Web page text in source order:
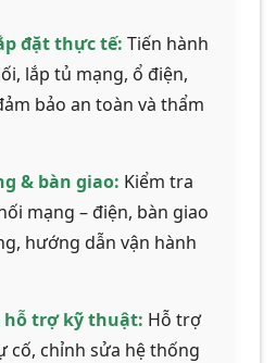
đặt thực tế: Tiến hành
lắp tủ mạng, ổ điện,
bảo an toàn và thẩm
& bàn giao: Kiểm tra
mạng – điện, bàn giao
hướng dẫn vận hành
hỗ trợ kỹ thuật: Hỗ trợ
cố, chỉnh sửa hệ thống